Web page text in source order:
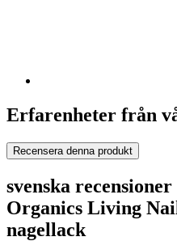
Erfarenheter från
Recensera denna produkt
svenska
Organics Living
nagellack